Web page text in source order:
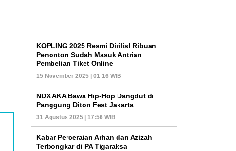
KOPLING 2025 Resmi Dirilis! Ribuan
Penonton Sudah Masuk Antrian
Pembelian Tiket Online
15 November 2025 | 01:16 WIB
NDX AKA Bawa Hip-Hop Dangdut di
Panggung Diton Fest Jakarta
31 Agustus 2025 | 17:56 WIB
Kabar Perceraian Arhan dan Azizah
Terbongkar di PA Tigaraksa